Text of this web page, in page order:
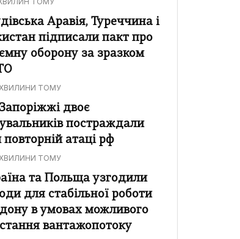
Аравія, Туреччина і
підписали пакт про
оборону за зразком
ТОМУ
двоє
постраждали
повторній атаці рф
ТОМУ
та Польща узгодили
для стабільної роботи
в умовах можливого
вантажопотоку